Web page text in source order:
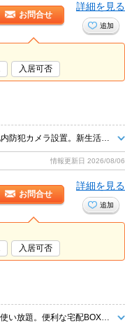
お問合せ
詳細を見る
追加
入居可否
情報更新日 2026/08/06
お問合せ
詳細を見る
追加
入居可否